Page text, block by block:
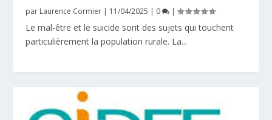
par Laurence Cormier | 11/04/2025 | 0 |
Le mal-être et le suicide sont des sujets qui touchent
particulièrement la population rurale. La...